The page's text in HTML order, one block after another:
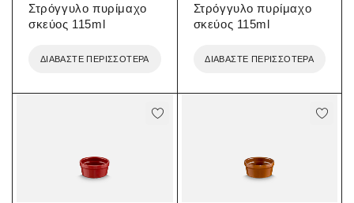
Στρόγγυλο πυρίμαχο
σκεύος 115ml
ΔΙΑΒΆΣΤΕ ΠΕΡΙΣΣΌΤΕΡΑ
Στρόγγυλο πυρίμαχο
σκεύος 115ml
ΔΙΑΒΆΣΤΕ ΠΕΡΙΣΣΌΤΕΡΑ